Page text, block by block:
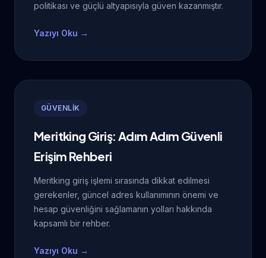
politikası ve güçlü altyapısıyla güven kazanmıştır.
Yazıyı Oku →
GÜVENLİK
Meritking Giriş: Adım Adım Güvenli
Erişim Rehberi
Meritking giriş işlemi sırasında dikkat edilmesi
gerekenler, güncel adres kullanımının önemi ve
hesap güvenliğini sağlamanın yolları hakkında
kapsamlı bir rehber.
Yazıyı Oku →